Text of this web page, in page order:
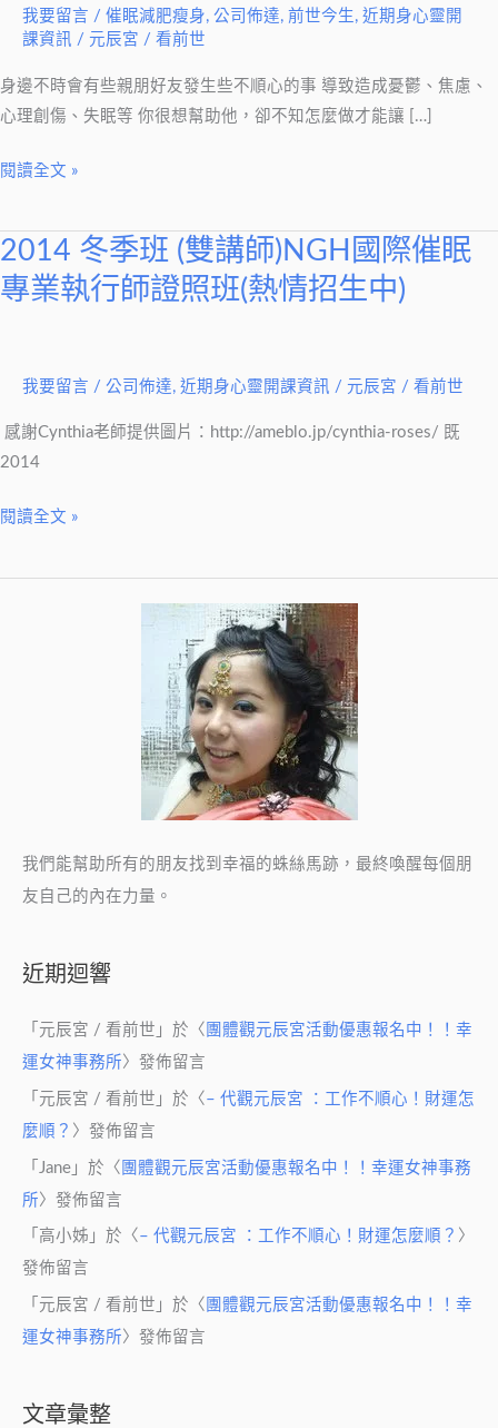
我要留言 / 催眠減肥瘦身, 公司佈達, 前世今生 , 近期身心靈開
課資訊 / 元辰宮 / 看前世
身邊不時會有些親朋好友發生些不順心的事 導致造成憂鬱、焦慮、
心理創傷、失眠等 你很想幫助他，卻不知怎麼做才能讓 […]
開
課
～
閱讀全文 »
2014 冬季班 (雙講師)NGH國際催眠
專業執行師證照班(熱情招生中)
我要留言 / 公司佈達, 近期身心靈開課資訊 / 元辰宮 / 看前世
感謝Cynthia老師提供圖片：http://ameblo.jp/cynthia-roses/ 既
2014
2014
冬
季
師)NGH
國
催
專
閱讀全文 »
我們能幫助所有的朋友找到幸福的蛛絲馬跡，最終喚醒每個朋
友自己的內在力量。
近期迴響
「 元辰宮 / 看前世 」於〈 團體觀元辰宮活動優惠報名中！！幸
運女神事務所〉發佈留言
「 元辰宮 / 看前世 」於〈 – 代觀元辰宮 ：工作不順心！財運怎
麼順？ 〉發佈留言
「 Jane 」於〈 團體觀元辰宮活動優惠報名中！！幸運女神事務
所〉發佈留言
「 高小姊 」於〈 – 代觀元辰宮 ：工作不順心！財運怎麼順？ 〉
發佈留言
「 元辰宮 / 看前世 」於〈 團體觀元辰宮活動優惠報名中！！幸
運女神事務所 〉發佈留言
文章彙整